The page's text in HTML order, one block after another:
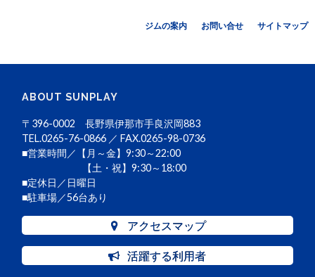
サイトマップ
お問い合せ
ジムの案内
ABOUT SUNPLAY
〒396-0002 長野県伊那市手良沢岡883
TEL.0265-76-0866 ／ FAX.0265-98-0736
■営業時間／【月～金】9:30～22:00
【土・祝】9:30～18:00
■定休日／日曜日
■駐車場／56台あり
アクセスマップ
活躍する利用者